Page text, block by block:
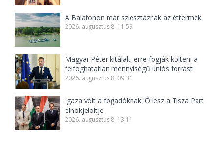
A Balatonon már sziesztáznak az éttermek
2026. augusztus 8. 11:59
Magyar Péter kitálalt: erre fogják költeni a
felfoghatatlan mennyiségű uniós forrást
2026. augusztus 8. 09:31
Igaza volt a fogadóknak: Ő lesz a Tisza Párt
elnökjelöltje
2026. augusztus 8. 13:11